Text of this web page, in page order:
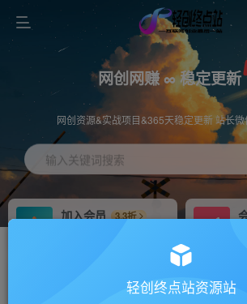
网创网赚 ∞ 稳定更新
网创资源&实战项目&365天稳定更新 站长
输入关键词搜索
加入会员
3.3折
推广返佣高达70%轻创终点站资源站